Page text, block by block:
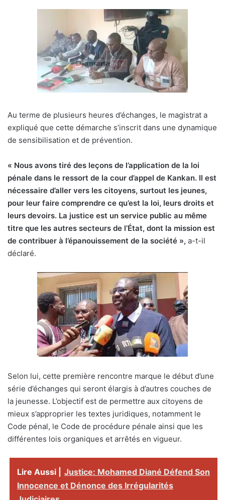
Au terme de plusieurs heures d’échanges, le magistrat a
expliqué que cette démarche s’inscrit dans une dynamique
de sensibilisation et de prévention.
« Nous avons tiré des leçons de l’application de la loi
pénale dans le ressort de la cour d’appel de Kankan. Il est
nécessaire d’aller vers les citoyens, surtout les jeunes,
pour leur faire comprendre ce qu’est la loi, leurs droits et
leurs devoirs. La justice est un service public au même
titre que les autres secteurs de l’État, dont la mission est
de contribuer à l’épanouissement de la société », a-t-il
déclaré.
Selon lui, cette première rencontre marque le début d’une
série d’échanges qui seront élargis à d’autres couches de
la jeunesse. L’objectif est de permettre aux citoyens de
mieux s’approprier les textes juridiques, notamment le
Code pénal, le Code de procédure pénale ainsi que les
différentes lois organiques et arrêtés en vigueur.
Lire Aussi |
Justice: Mohamed Diané Défend Son
Innocence et Dénonce des Irrégularités